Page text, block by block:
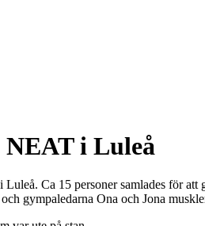
i Luleå
Ca 15 personer samlades för att
gympaledarna Ona och Jona